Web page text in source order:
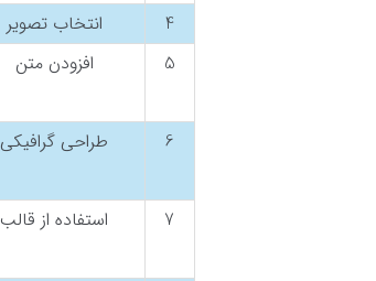
4
انتخاب تصویر
5
افزودن متن
6
طراحی گرافیکی
7
استفاده از قالب